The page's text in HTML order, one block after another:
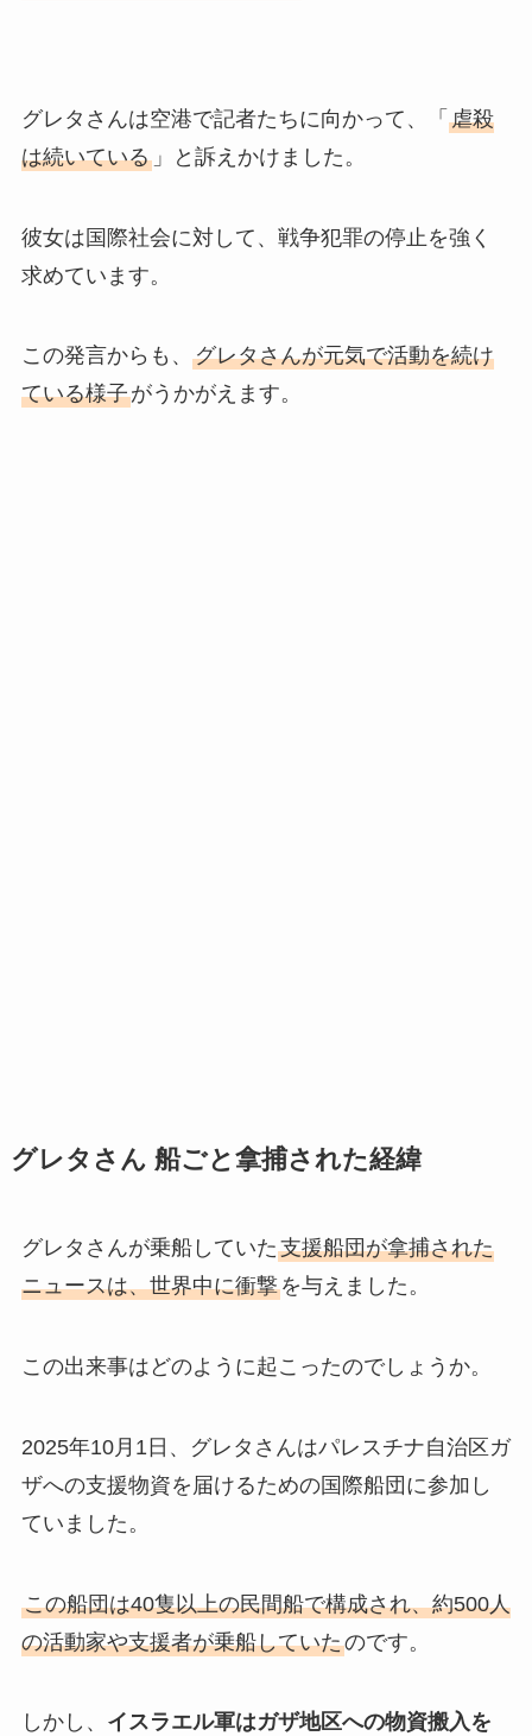
グレタさんは空港で記者たちに向かって、「 虐殺
は続いている」と訴えかけました。
彼女は国際社会に対して、戦争犯罪の停止を強く
求めています。
この発言からも、 グレタさんが元気で活動を続け
ている様子がうかがえます。
グレタさん 船ごと拿捕された経緯
グレタさんが乗船していた支援船団が拿捕された
ニュースは、世界中に衝撃を与えました。
この出来事はどのように起こったのでしょうか。
2025年10月1日、グレタさんはパレスチナ自治区ガ
ザへの支援物資を届けるための国際船団に参加し
ていました。
この船団は40隻以上の民間船で構成され、約500人
の活動家や支援者が乗船していたのです。
しかし、 イスラエル軍はガザ地区への物資搬入を